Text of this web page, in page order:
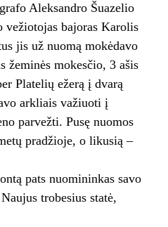
Aleksandro Šuazelio
vežiotojas bajoras Karolis
jis už nuomą mokėdavo
žeminės mokesčio, 3 ašis
Platelių ežerą į dvarą
arkliais važiuoti į
parvežti. Pusę nuomos
pradžioje, o likusią –
pats nuomininkas savo
trobesius statė,